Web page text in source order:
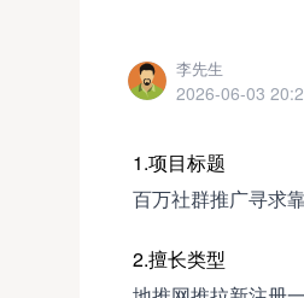
李先生
2026-06-03
1.项目标题
百万社群推广寻求
2.擅长类型